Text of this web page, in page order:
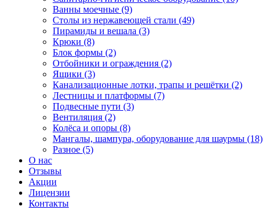
Ванны моечные (9)
Столы из нержавеющей стали (49)
Пирамиды и вешала (3)
Крюки (8)
Блок формы (2)
Отбойники и ограждения (2)
Ящики (3)
Канализационные лотки, трапы и решётки (2)
Лестницы и платформы (7)
Подвесные пути (3)
Вентиляция (2)
Колёса и опоры (8)
Мангалы, шампура, оборудование для шаурмы (18)
Разное (5)
О нас
Отзывы
Акции
Лицензии
Контакты